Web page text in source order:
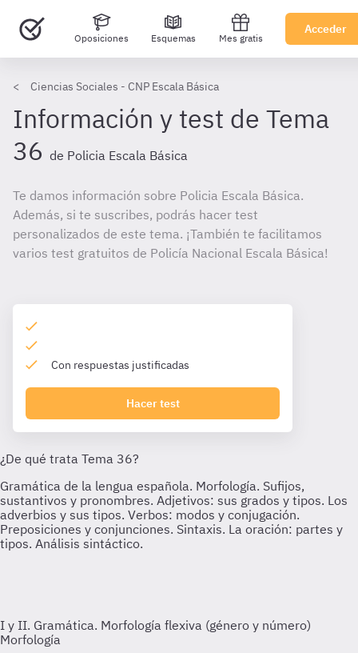
Oposiciones Esquemas Mes gratis
Acceder
Ciencias Sociales - CNP Escala Básica
Información y test de Tema
36 de Policia Escala Básica
Te damos información sobre Policia Escala Básica.
Además, si te suscribes, podrás hacer test
personalizados de este tema. ¡También te facilitamos
varios test gratuitos de Policía Nacional Escala Básica!
Con respuestas justificadas
Hacer test
I y II. Gramática. Morfología flexiva (género y número)
Morfología